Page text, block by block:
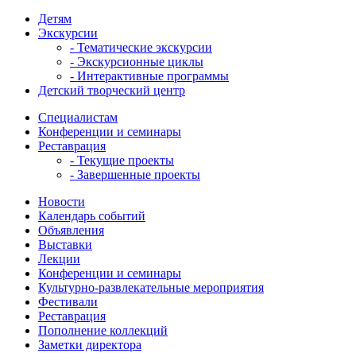
Детям
Экскурсии
- Тематические экскурсии
- Экскурсионные циклы
- Интерактивные программы
Детский творческий центр
Специалистам
Конференции и семинары
Реставрация
- Текущие проекты
- Завершенные проекты
Новости
Календарь событий
Объявления
Выставки
Лекции
Конференции и семинары
Культурно-развлекательные мероприятия
Фестивали
Реставрация
Пополнение коллекций
Заметки директора